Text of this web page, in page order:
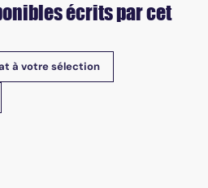
écrits par cet
à votre sélection